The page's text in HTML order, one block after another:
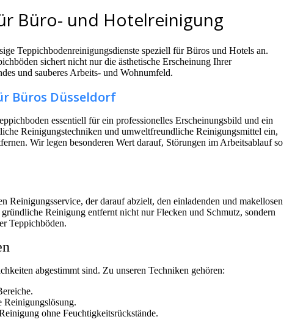
Büro- und Hotelreinigung
Teppichbodenreinigungsdienste speziell für Büros und Hotels an.
sichert nicht nur die ästhetische Erscheinung Ihrer
und sauberes Arbeits- und Wohnumfeld.
Büros Düsseldorf
essentiell für ein professionelles Erscheinungsbild und ein
Reinigungstechniken und umweltfreundliche Reinigungsmittel ein,
Wir legen besonderen Wert darauf, Störungen im Arbeitsablauf so
Reinigungsservice, der darauf abzielt, den einladenden und makellosen
Reinigung entfernt nicht nur Flecken und Schmutz, sondern
Teppichböden.
abgestimmt sind. Zu unseren Techniken gehören:
Reinigungslösung.
ohne Feuchtigkeitsrückstände.